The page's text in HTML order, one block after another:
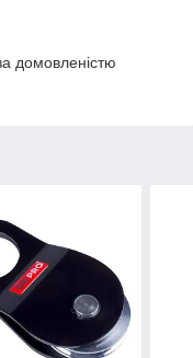
домовленістю